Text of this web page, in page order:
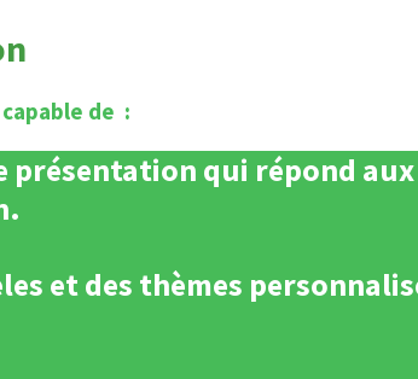
de :
présentation qui répond
et des thèmes